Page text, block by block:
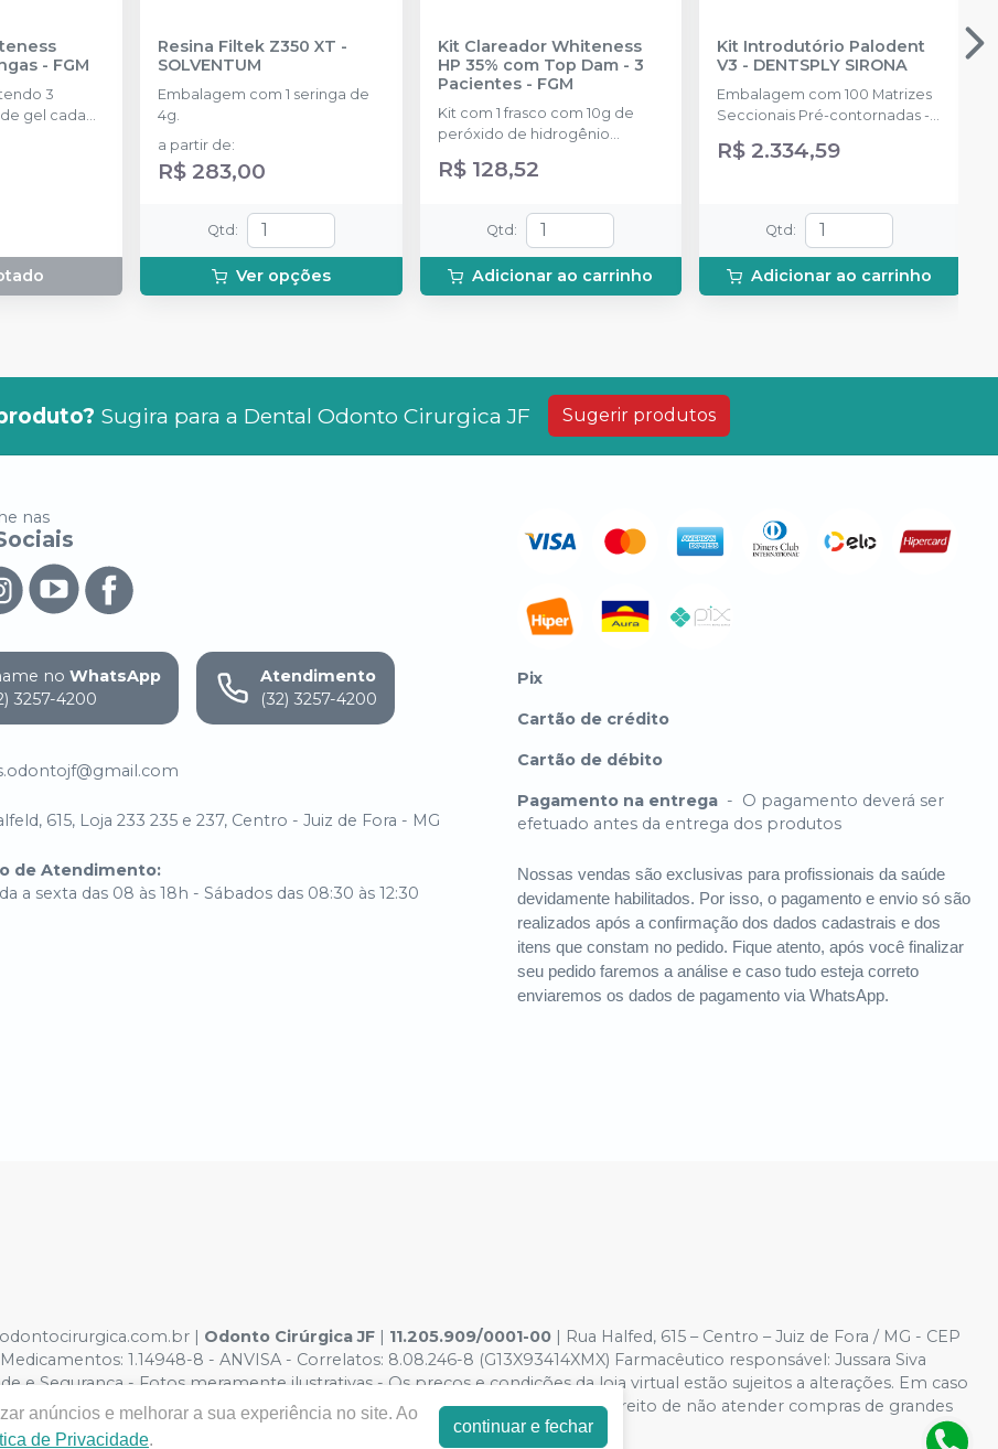
- FGM
3
gel cada
Resina Filtek Z350 XT -
SOLVENTUM
Embalagem com 1 seringa de
4g.
a partir de:
R$ 283,00
Qtd :
Ver opções
Kit Clareador Whiteness
HP 35% com Top Dam - 3
Pacientes- FGM
Kit com 1 frasco com 10g de
peróxido de hidrogênio
de espessante + 1 frasco com
(neutralizante de peróxidos) + 1
espátula e uma placa para
preparo do gel e 1 Top Dam
com 2g.
R$ 128,52
Qtd :
Adicionar ao carrinho
Kit Introdutório Palodent
V3 - DENTSPLY SIRONA
Embalagem com 100 Matrizes
Seccionais Pré-contornadas -
4.5mm, 5.5mm, 6.5mm, 75
Cunhas Protetoras Inteligentes
- 10 de cada tamanho: P, M, G, 1
Anel Universal; 1 Anel Pequeno;
1 Alicate (Fórceps); 1 Pinça
R$ 2.334,59
Qtd :
Adicionar ao carrinho
Sugira para a Dental Odonto Cirurgica JF Sugerir produtos
nas
no WhatsApp
3257-4200
Atendimento
(32) 3257-4200
615, Loja 233 235 e 237, Centro - Juiz de Fora - MG
de Atendimento:
a sexta das 08 às 18h - Sábados das 08:30 às 12:30
Pix
Cartão de crédito
Cartão de débito
Pagamento na entrega - O pagamento deverá ser
efetuado antes da entrega dos produtos
Nossas vendas são exclusivas para profissionais da saúde
devidamente habilitados. Por isso, o pagamento e envio só são
realizados após a confirmação dos dados cadastrais e dos
itens que constam no pedido. Fique atento, após você finalizar
seu pedido faremos a análise e caso tudo esteja correto
enviaremos os dados de pagamento via WhatsApp.
| Odonto Cirúrgica JF | 11.205.909/0001-00 | Rua Halfed, 615 – Centro – Juiz de Fora / MG - CEP
1.14948-8 - ANVISA - Correlatos: 8.08.246-8 (G13X93414XMX) Farmacêutico responsável: Jussara Siva
e Segurança - Fotos meramente ilustrativas - Os preços e condições da loja virtual estão sujeitos a alterações. Em caso
de Compra. Não vendemos por atacado por isso nos reservamos o direito de não atender compras de grandes
anúncios e melhorar a sua experiência no site. Ao
de Privacidade.
continuar e fechar